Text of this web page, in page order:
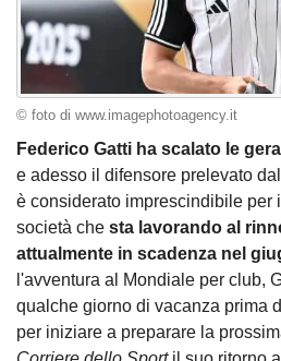
© foto di www.imagephotoagency.it
Federico Gatti ha scalato le
e adesso il difensore prelevato
è considerato imprescindibile per
società che sta lavorando al
attualmente in scadenza nel
l'avventura al Mondiale per club,
qualche giorno di vacanza prima
per iniziare a preparare la